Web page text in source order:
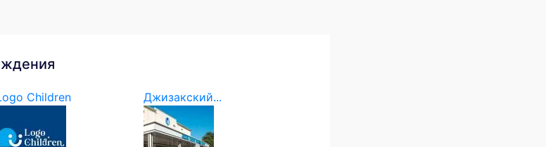
Children Джизакский...